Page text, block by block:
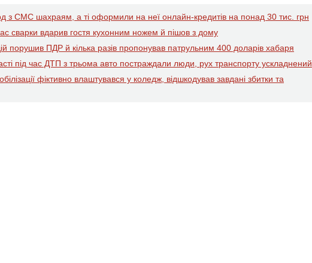
з СМС шахраям, а ті оформили на неї онлайн-кредитів на понад 30 тис. грн
сварки вдарив гостя кухонним ножем й пішов з дому
порушив ПДР й кілька разів пропонував патрульним 400 доларів хабаря
під час ДТП з трьома авто постраждали люди, рух транспорту ускладнений
фіктивно влаштувався у коледж, відшкодував завдані збитки та